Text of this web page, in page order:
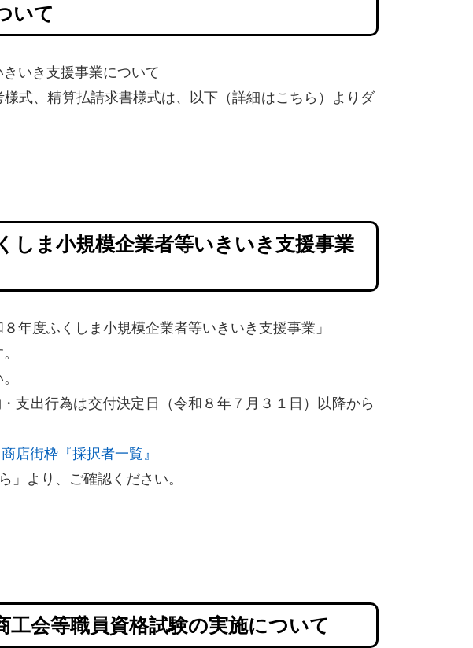
いて
いき支援事業について
式、精算払請求書様式は、以下（詳細はこちら）よりダ
しま小規模企業者等いきいき支援事業
年度ふくしま小規模企業者等いきいき支援事業」
支出行為は交付決定日（令和８年７月３１日）以降から
商店街枠『採択者一覧』
」より、ご確認ください。
会等職員資格試験の実施について